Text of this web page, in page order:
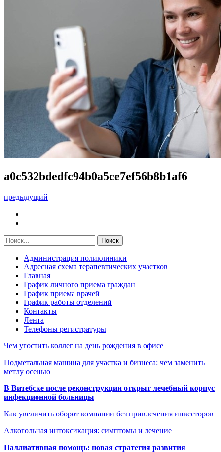
a0c532bdedfc94b0a5ce7ef56b8b1af6
предыдущий
Администрация поликлиники
Адресная схема терапевтических участков
Главная
График личного приема граждан
График приема врачей
График работы отделений
Контакты
Лента
Телефоны регистратуры
Чем угостить коллег на день рождения в офисе
Подметальная машина для участка и бизнеса: чем заменить
метлу осенью
В Витебске после реконструкции открыт лечебный корпус
инфекционной больницы
Как увеличить оборот компании без привлечения инвесторов
Алкогольная интоксикация: симптомы и лечение
Паллиативная помощь: новая стратегия развития